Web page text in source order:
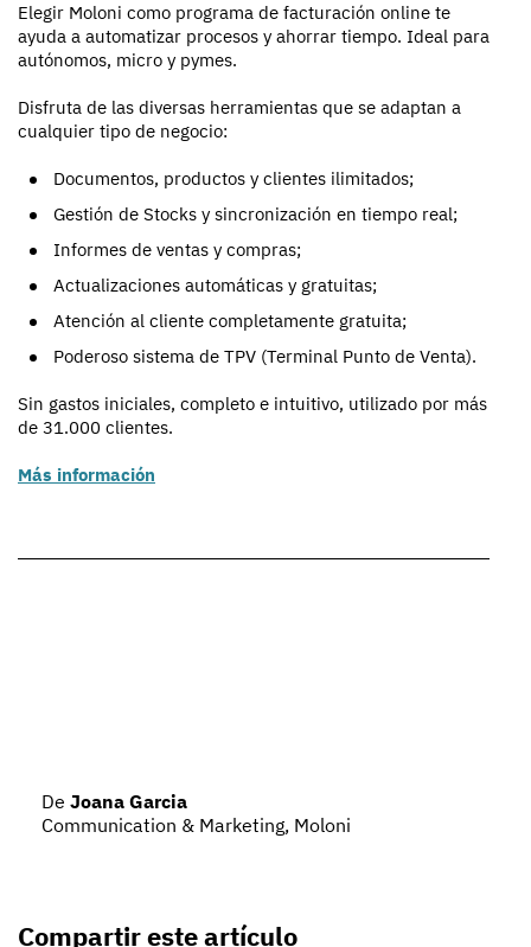
Elegir Moloni como programa de facturación online te
ayuda a automatizar procesos y ahorrar tiempo. Ideal para
autónomos, micro y pymes.
Disfruta de las diversas herramientas que se adaptan a
cualquier tipo de negocio:
Documentos, productos y clientes ilimitados;
Gestión de Stocks y sincronización en tiempo real;
Informes de ventas y compras;
Actualizaciones automáticas y gratuitas;
Atención al cliente completamente gratuita;
Poderoso sistema de TPV (Terminal Punto de Venta).
Sin gastos iniciales, completo e intuitivo, utilizado por más
de 31.000 clientes.
Más información
De Joana Garcia
Communication & Marketing, Moloni
Compartir este artículo